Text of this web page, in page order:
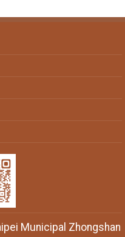
Municipal Zhongshan